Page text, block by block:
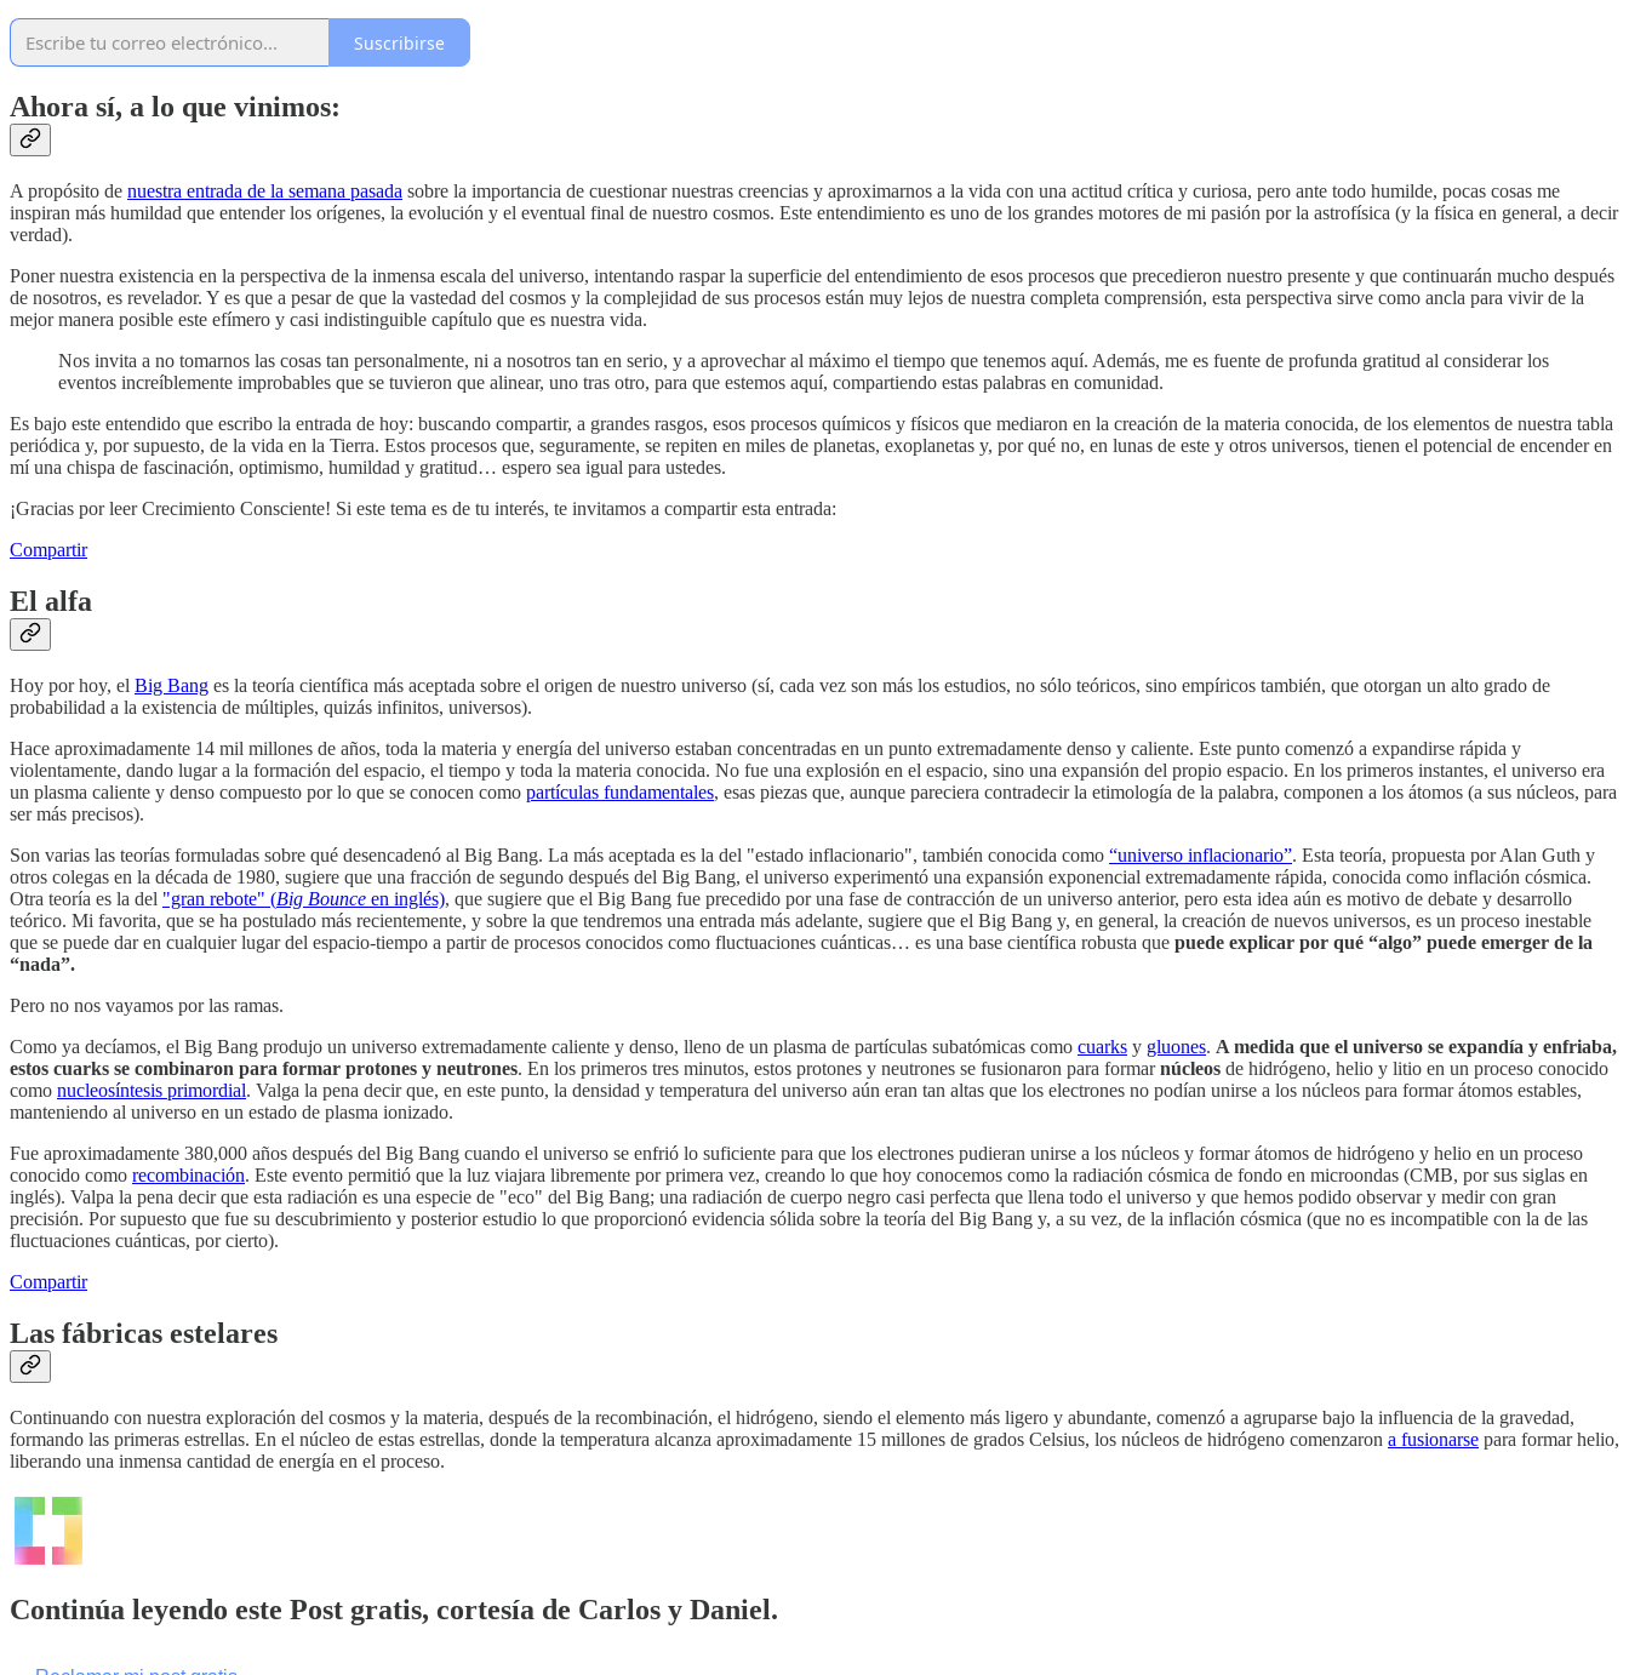
Suscribirse
Ahora sí, a lo que vinimos:
A propósito de nuestra entrada de la semana pasada sobre la importancia de cuestionar nuestras creencias y aproximarnos a la vida con una actitud crítica y curiosa, pero ante todo humilde, pocas cosas me
inspiran más humildad que entender los orígenes, la evolución y el eventual final de nuestro cosmos. Este entendimiento es uno de los grandes motores de mi pasión por la astrofísica (y la física en general, a decir
verdad).
Poner nuestra existencia en la perspectiva de la inmensa escala del universo, intentando raspar la superficie del entendimiento de esos procesos que precedieron nuestro presente y que continuarán mucho después
de nosotros, es revelador. Y es que a pesar de que la vastedad del cosmos y la complejidad de sus procesos están muy lejos de nuestra completa comprensión, esta perspectiva sirve como ancla para vivir de la
mejor manera posible este efímero y casi indistinguible capítulo que es nuestra vida.
Nos invita a no tomarnos las cosas tan personalmente, ni a nosotros tan en serio, y a aprovechar al máximo el tiempo que tenemos aquí. Además, me es fuente de profunda gratitud al considerar los
eventos increíblemente improbables que se tuvieron que alinear, uno tras otro, para que estemos aquí, compartiendo estas palabras en comunidad.
Es bajo este entendido que escribo la entrada de hoy: buscando compartir, a grandes rasgos, esos procesos químicos y físicos que mediaron en la creación de la materia conocida, de los elementos de nuestra tabla
periódica y, por supuesto, de la vida en la Tierra. Estos procesos que, seguramente, se repiten en miles de planetas, exoplanetas y, por qué no, en lunas de este y otros universos, tienen el potencial de encender en
mí una chispa de fascinación, optimismo, humildad y gratitud… espero sea igual para ustedes.
¡Gracias por leer Crecimiento Consciente! Si este tema es de tu interés, te invitamos a compartir esta entrada:
Compartir
El alfa
Hoy por hoy, el Big Bang es la teoría científica más aceptada sobre el origen de nuestro universo (sí, cada vez son más los estudios, no sólo teóricos, sino empíricos también, que otorgan un alto grado de
probabilidad a la existencia de múltiples, quizás infinitos, universos).
Hace aproximadamente 14 mil millones de años, toda la materia y energía del universo estaban concentradas en un punto extremadamente denso y caliente. Este punto comenzó a expandirse rápida y
violentamente, dando lugar a la formación del espacio, el tiempo y toda la materia conocida. No fue una explosión en el espacio, sino una expansión del propio espacio. En los primeros instantes, el universo era
un plasma caliente y denso compuesto por lo que se conocen como partículas fundamentales, esas piezas que, aunque pareciera contradecir la etimología de la palabra, componen a los átomos (a sus núcleos, para
ser más precisos).
Son varias las teorías formuladas sobre qué desencadenó al Big Bang. La más aceptada es la del "estado inflacionario", también conocida como “universo inflacionario”. Esta teoría, propuesta por Alan Guth y
otros colegas en la década de 1980, sugiere que una fracción de segundo después del Big Bang, el universo experimentó una expansión exponencial extremadamente rápida, conocida como inflación cósmica.
Otra teoría es la del "gran rebote" (Big Bounce en inglés), que sugiere que el Big Bang fue precedido por una fase de contracción de un universo anterior, pero esta idea aún es motivo de debate y desarrollo
teórico. Mi favorita, que se ha postulado más recientemente, y sobre la que tendremos una entrada más adelante, sugiere que el Big Bang y, en general, la creación de nuevos universos, es un proceso inestable
que se puede dar en cualquier lugar del espacio-tiempo a partir de procesos conocidos como fluctuaciones cuánticas… es una base científica robusta que puede explicar por qué “algo” puede emerger de la
“nada”.
Pero no nos vayamos por las ramas.
Como ya decíamos, el Big Bang produjo un universo extremadamente caliente y denso, lleno de un plasma de partículas subatómicas como cuarks y gluones. A medida que el universo se expandía y enfriaba,
estos cuarks se combinaron para formar protones y neutrones. En los primeros tres minutos, estos protones y neutrones se fusionaron para formarnúcleos de hidrógeno, helio y litio en un proceso conocido
como nucleosíntesis primordial. Valga la pena decir que, en este punto, la densidad y temperatura del universo aún eran tan altas que los electrones no podían unirse a los núcleos para formar átomos estables,
manteniendo al universo en un estado de plasma ionizado.
Fue aproximadamente 380,000 años después del Big Bang cuando el universo se enfrió lo suficiente para que los electrones pudieran unirse a los núcleos y formar átomos de hidrógeno y helio en un proceso
conocido como recombinación. Este evento permitió que la luz viajara libremente por primera vez, creando lo que hoy conocemos como la radiación cósmica de fondo en microondas (CMB, por sus siglas en
inglés). Valpa la pena decir que esta radiación es una especie de "eco" del Big Bang; una radiación de cuerpo negro casi perfecta que llena todo el universo y que hemos podido observar y medir con gran
precisión. Por supuesto que fue su descubrimiento y posterior estudio lo que proporcionó evidencia sólida sobre la teoría del Big Bang y, a su vez, de la inflación cósmica (que no es incompatible con la de las
fluctuaciones cuánticas, por cierto).
Compartir
Las fábricas estelares
Continuando con nuestra exploración del cosmos y la materia, después de la recombinación, el hidrógeno, siendo el elemento más ligero y abundante, comenzó a agruparse bajo la influencia de la gravedad,
formando las primeras estrellas. En el núcleo de estas estrellas, donde la temperatura alcanza aproximadamente 15 millones de grados Celsius, los núcleos de hidrógeno comenzaron a fusionarse para formar helio,
liberando una inmensa cantidad de energía en el proceso.
Continúa leyendo este Post gratis, cortesía de Carlos y Daniel.